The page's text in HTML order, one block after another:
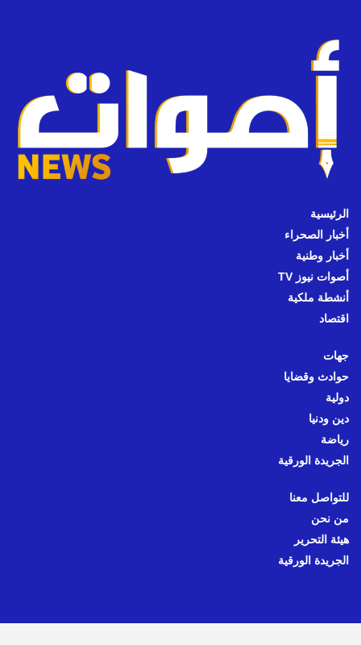
الرئيسية
أخبار الصحراء
أخبار وطنية
أصوات نيوز TV
أنشطة ملكية
اقتصاد
جهات
حوادث وقضايا
دولية
دين ودنيا
رياضة
الجريدة الورقية
للتواصل معنا
من نحن
هيئة التحرير
الجريدة الورقية